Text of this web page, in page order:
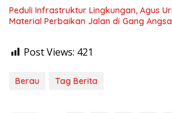
Peduli Infrastruktur Lingkungan, Agus
Material Perbaikan Jalan di Gang Angsa
Post Views: 421
Berau Tag Berita